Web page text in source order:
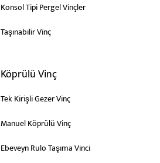
Konsol Tipi Pergel Vinçler
Taşınabilir Vinç
Köprülü Vinç
Tek Kirişli Gezer Vinç
Manuel Köprülü Vinç
Ebeveyn Rulo Taşıma Vinci